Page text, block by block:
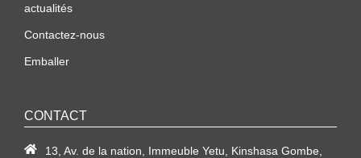
actualités
Contactez-nous
Emballer
CONTACT
13, Av. de la nation, Immeuble Yetu, Kinshasa Gombe,